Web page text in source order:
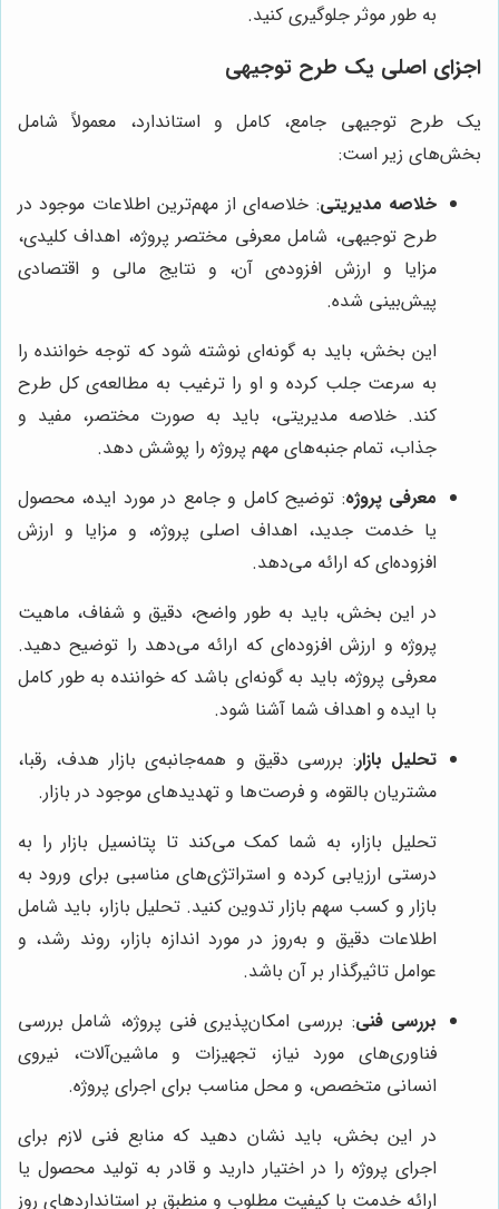
به طور موثر جلوگیری کنید.
اجزای اصلی یک طرح توجیهی
یک طرح توجیهی جامع، کامل و استاندارد، معمولاً شامل
بخش‌های زیر است:
خلاصه مدیریتی: خلاصه‌ای از مهم‌ترین اطلاعات موجود در
طرح توجیهی، شامل معرفی مختصر پروژه، اهداف کلیدی،
مزایا و ارزش افزوده‌ی آن، و نتایج مالی و اقتصادی
پیش‌بینی شده.
این بخش، باید به گونه‌ای نوشته شود که توجه خواننده را
به سرعت جلب کرده و او را ترغیب به مطالعه‌ی کل طرح
کند. خلاصه مدیریتی، باید به صورت مختصر، مفید و
جذاب، تمام جنبه‌های مهم پروژه را پوشش دهد.
معرفی پروژه: توضیح کامل و جامع در مورد ایده، محصول
یا خدمت جدید، اهداف اصلی پروژه، و مزایا و ارزش
افزوده‌ای که ارائه می‌دهد.
در این بخش، باید به طور واضح، دقیق و شفاف، ماهیت
پروژه و ارزش افزوده‌ای که ارائه می‌دهد را توضیح دهید.
معرفی پروژه، باید به گونه‌ای باشد که خواننده به طور کامل
با ایده و اهداف شما آشنا شود.
تحلیل بازار: بررسی دقیق و همه‌جانبه‌ی بازار هدف، رقبا،
مشتریان بالقوه، و فرصت‌ها و تهدیدهای موجود در بازار.
تحلیل بازار، به شما کمک می‌کند تا پتانسیل بازار را به
درستی ارزیابی کرده و استراتژی‌های مناسبی برای ورود به
بازار و کسب سهم بازار تدوین کنید. تحلیل بازار، باید شامل
اطلاعات دقیق و به‌روز در مورد اندازه بازار، روند رشد، و
عوامل تاثیرگذار بر آن باشد.
بررسی فنی: بررسی امکان‌پذیری فنی پروژه، شامل بررسی
فناوری‌های مورد نیاز، تجهیزات و ماشین‌آلات، نیروی
انسانی متخصص، و محل مناسب برای اجرای پروژه.
در این بخش، باید نشان دهید که منابع فنی لازم برای
اجرای پروژه را در اختیار دارید و قادر به تولید محصول یا
ارائه خدمت با کیفیت مطلوب و منطبق بر استانداردهای روز